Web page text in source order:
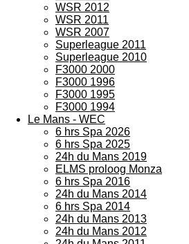
WSR 2012
WSR 2011
WSR 2007
Superleague 2011
Superleague 2010
F3000 2000
F3000 1996
F3000 1995
F3000 1994
Le Mans - WEC
6 hrs Spa 2026
6 hrs Spa 2025
24h du Mans 2019
ELMS proloog Monza
6 hrs Spa 2016
24h du Mans 2014
6 hrs Spa 2014
24h du Mans 2013
24h du Mans 2012